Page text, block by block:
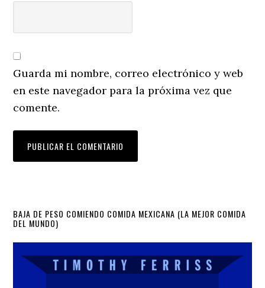
Guarda mi nombre, correo electrónico y web
en este navegador para la próxima vez que
comente.
Primary
Sidebar
BAJA DE PESO COMIENDO COMIDA MEXICANA (LA MEJOR COMIDA
DEL MUNDO)